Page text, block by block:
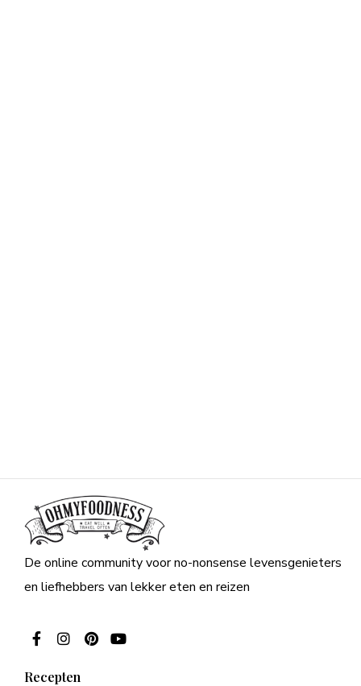
De online community voor no-nonsense levensgenieters
en liefhebbers van lekker eten en reizen
Recepten